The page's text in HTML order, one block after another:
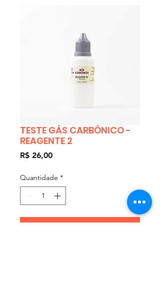
TESTE GÁS CARBÔNICO -
REAGENTE 2
R$ 26,00Preço
Quantidade *